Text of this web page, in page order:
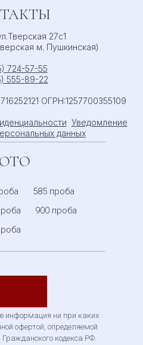
27с1
м. Пушкинская)
724-57-55
555-89-22
ОГРН:1257700355109
Уведомление
данных
585 проба
900 проба
информация ни при каких
офертой, определяемой
кодекса РФ.